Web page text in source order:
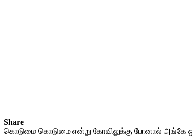
Share
கொடுமை கொடுமை என்று கோவிலுக்கு போனால் அங்கே ஒரு